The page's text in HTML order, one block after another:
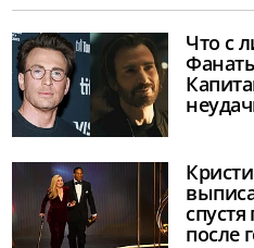
Что с
после